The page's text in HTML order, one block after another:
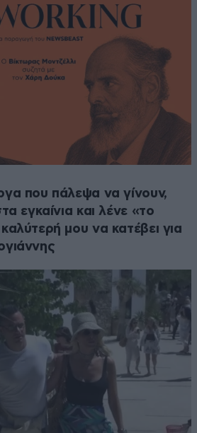
που πάλεψα να γίνουν,
εγκαίνια και λένε «το
μου να κατέβει για